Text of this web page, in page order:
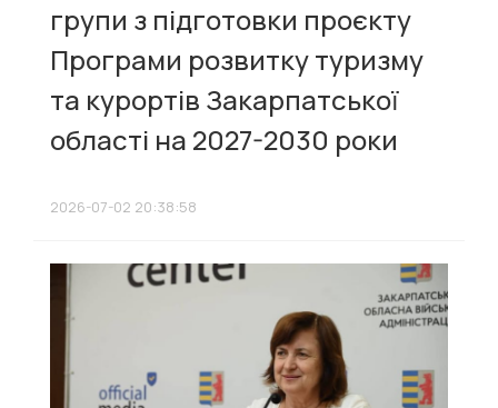
групи з підготовки проєкту
Програми розвитку туризму
та курортів Закарпатської
області на 2027-2030 роки
2026-07-02 20:38:58